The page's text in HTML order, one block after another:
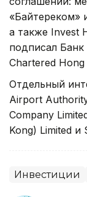
«Байтереком»
а также Invest
подписал Банк
Chartered Hong
Отдельный
Airport
Company
Kong) Limited и
Инвестиции